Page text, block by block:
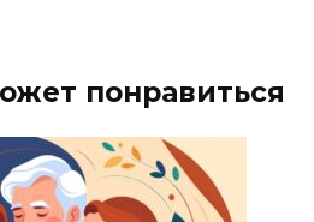
понравиться